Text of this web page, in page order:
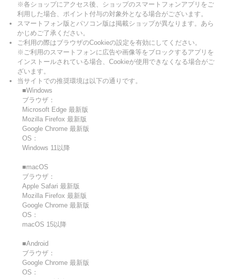
※各ショップにアクセス後、ショップのスマートフォンアプリをご
利用した場合、ポイント付与の対象外となる場合がございます。
スマートフォン版とパソコン版は掲載ショップが異なります。あら
かじめご了承ください。
ご利用の際はブラウザのCookieの設定を有効にしてください。
※ご利用のスマートフォンに広告や画像等をブロックするアプリを
インストールされている場合、Cookieが使用できなくなる場合がご
ざいます。
当サイトでの推奨環境は以下の通りです。
■Windows
ブラウザ：
Microsoft Edge 最新版
Mozilla Firefox 最新版
Google Chrome 最新版
OS：
Windows 11以降
■macOS
ブラウザ：
Apple Safari 最新版
Mozilla Firefox 最新版
Google Chrome 最新版
OS：
macOS 15以降
■Android
ブラウザ：
Google Chrome 最新版
OS：